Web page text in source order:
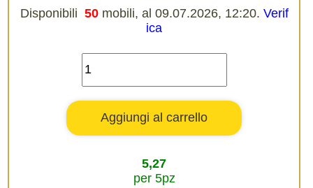
Disponibili 50 mobili, al 09.07.2026, 12:20. Verif
ica
5,27
per 5pz